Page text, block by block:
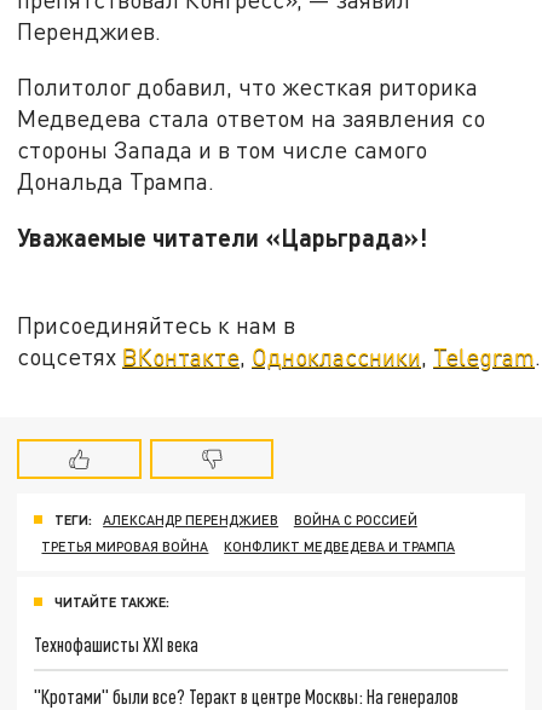
Перенджиев.
Политолог добавил, что жесткая риторика
Медведева стала ответом на заявления со
стороны Запада и в том числе самого
Дональда Трампа.
Уважаемые читатели «Царьграда»!
Присоединяйтесь к нам в
соцсетях ВКонтакте, Одноклассники, Telegram.
ТЕГИ: АЛЕКСАНДР ПЕРЕНДЖИЕВ
ВОЙНА С РОССИЕЙ
ТРЕТЬЯ МИРОВАЯ ВОЙНА
КОНФЛИКТ МЕДВЕДЕВА И ТРАМПА
ЧИТАЙТЕ ТАКЖЕ:
Технофашисты XXI века
"Кротами" были все? Теракт в центре Москвы: На генералов